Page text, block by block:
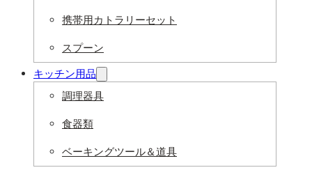
携帯用カトラリーセット
スプーン
キッチン用品
調理器具
食器類
ベーキングツール＆道具